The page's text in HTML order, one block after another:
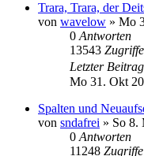
Trara, Trara, der
von wavelow » Mo
0 Antworten
13543 Zugriffe
Letzter Beitrag
Mo 31. Okt
Spalten und
von sndafrei » So 8.
0 Antworten
11248 Zugriffe